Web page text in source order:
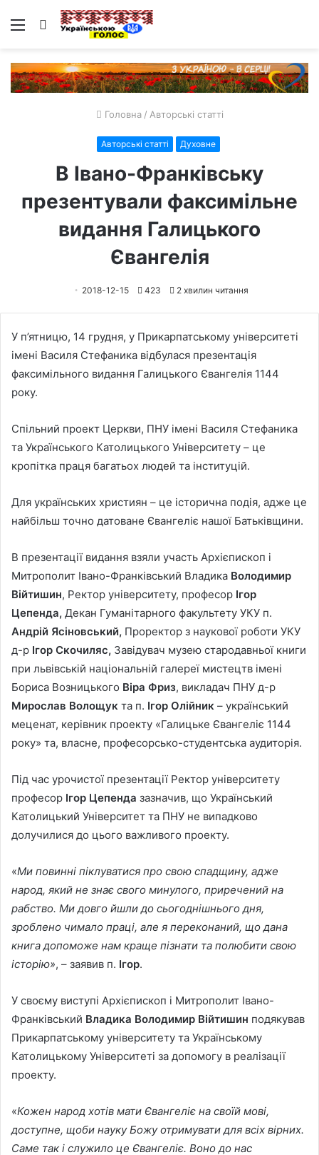
Меню Пошук
Головна / Авторські статті
Авторські статті Духовне
В Івано-Франківську
презентували факсимільне
видання Галицького
Євангелія
2018-12-15 423 2 хвилин читання
У п’ятницю, 14 грудня, у Прикарпатському університеті
імені Василя Стефаника відбулася презентація
факсимільного видання Галицького Євангелія 1144
року.
Спільний проект Церкви, ПНУ імені Василя Стефаника
та Українського Католицького Університету – це
кропітка праця багатьох людей та інституцій.
Для українських християн – це історична подія, адже це
найбільш точно датоване Євангеліє нашої Батьківщини.
В презентації видання взяли участь Архієпископ і
Митрополит Івано-Франківський Владика Володимир
Війтишин, Ректор університету, професор Ігор
Цепенда, Декан Гуманітарного факультету УКУ п.
Андрій Ясіновський, Проректор з наукової роботи УКУ
д-р Ігор Скочиляс, Завідувач музею стародавньої книги
при львівській національній галереї мистецтв імені
Бориса Возницького Віра Фриз, викладач ПНУ д-р
Мирослав Волощук та п. Ігор Олійник – український
меценат, керівник проекту «Галицьке Євангеліє 1144
року» та, власне, професорсько-студентська аудиторія.
Під час урочистої презентації Ректор університету
професор Ігор Цепенда зазначив, що Український
Католицький Університет та ПНУ не випадково
долучилися до цього важливого проекту.
«Ми повинні піклуватися про свою спадщину, адже
народ, який не знає свого минулого, приречений на
рабство. Ми довго йшли до сьогоднішнього дня,
зроблено чимало праці, але я переконаний, що дана
книга допоможе нам краще пізнати та полюбити свою
історію», – заявив п. Ігор.
У своєму виступі Архієпископ і Митрополит Івано-
Франківський Владика Володимир Війтишин подякував
Прикарпатському університету та Українському
Католицькому Університеті за допомогу в реалізації
проекту.
«Кожен народ хотів мати Євангеліє на своїй мові,
доступне, щоби науку Божу отримувати для всіх вірних.
Саме так і служило це Євангеліє. Воно до нас